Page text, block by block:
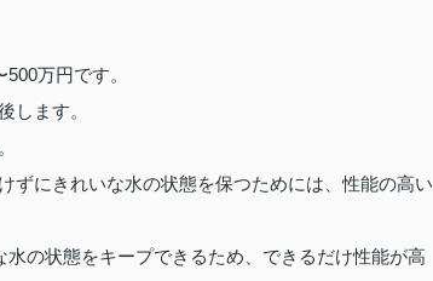
万円です。
します。
ずにきれいな水の状態を保つためには、性能の高い
の状態をキープできるため、できるだけ性能が高